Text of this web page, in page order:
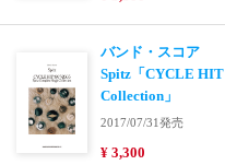
バンド・スコア
Spitz「CYCLE HIT
Collection」
2017/07/31発売
¥ 3,300